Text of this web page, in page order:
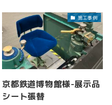
施工事例
京都鉄道博物館様-展示品
シート張替